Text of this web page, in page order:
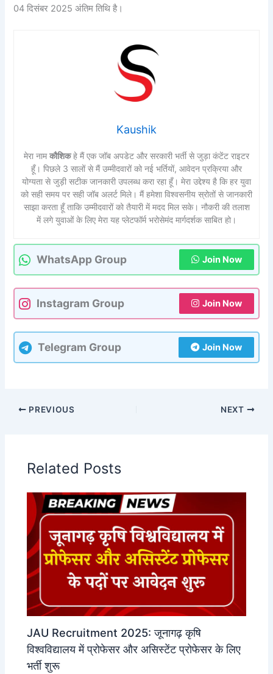
04 दिसंबर 2025 अंतिम तिथि है।
Kaushik
मेरा नामकौशिकहे मैं एक जॉब अपडेट और सरकारी भर्ती से जुड़ा कंटेंट राइटर
हूँ। पिछले 3 सालों से मैं उम्मीदवारों को नई भर्तियों, आवेदन प्रक्रिया और
योग्यता से जुड़ी सटीक जानकारी उपलब्ध करा रहा हूँ। मेरा उद्देश्य है कि हर युवा
को सही समय पर सही जॉब अलर्ट मिले। मैं हमेशा विश्वसनीय स्रोतों से जानकारी
साझा करता हूँ ताकि उम्मीदवारों को तैयारी में मदद मिल सके। नौकरी की तलाश
में लगे युवाओं के लिए मेरा यह प्लेटफॉर्म भरोसेमंद मार्गदर्शक साबित हो।
WhatsApp Group Join Now
Instagram Group Join Now
Telegram Group Join Now
PREVIOUS NEXT
Related Posts
JAU Recruitment 2025: जूनागढ़ कृषि
विश्वविद्यालय में प्रोफेसर और असिस्टेंट प्रोफेसर के लिए
भर्ती शुरू